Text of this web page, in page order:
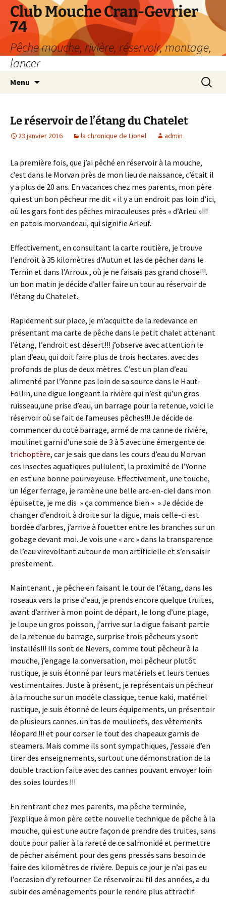
Aller
contenu
Club Mouche Cran-Gevrier
74
Pêche mouche, rivière, réservoir, montage,
lancer
Menu
Le réservoir de l’étang du Chatelet
23 janvier 2016 la chronique de Lionel admin
La première fois, que j’ai pêché en réservoir à la mouche,
c’est dans le Morvan près de mon lieu de naissance, c’était il
y a plus de 20 ans. En vacances chez mes parents, mon père
qui est un bon pêcheur me dit « il y a un endroit pas loin d’ici,
où les gars font des pêches miraculeuses près « d’Arleu »!!!
en patois morvandeau, qui signifie Arleuf.
Effectivement, en consultant la carte routière, je trouve
l’endroit à 35 kilomètres d’Autun et las de pêcher dans le
Ternin et dans l’Arroux , où je ne faisais pas grand chose!!!.
un bon matin je décide d’aller faire un tour au réservoir de
l’étang du Chatelet.
Rapidement sur place, je m’acquitte de la redevance en
présentant ma carte de pêche dans le petit chalet attenant
l’étang, l’endroit est désert!!! j’observe avec attention le
plan d’eau, qui doit faire plus de trois hectares. avec des
profonds de plus de deux mètres. C’est un plan d’eau
alimenté par l’Yonne pas loin de sa source dans le Haut-
Follin, une digue longeant la rivière qui n’est qu’un gros
ruisseau,une prise d’eau, un barrage pour la retenue, voici le
réservoir où se fait de fameuses pêches!!! Je décide de
commencer du coté barrage, armé de ma canne de rivière,
moulinet garni d’une soie de 3 à 5 avec une émergente de
trichoptère, car je sais que dans les cours d’eau du Morvan
ces insectes aquatiques pullulent, la proximité de l’Yonne
en est une bonne pourvoyeuse. Effectivement, une touche,
un léger ferrage, je ramène une belle arc-en-ciel dans mon
épuisette, je me dis » ça commence bien » » Je décide de
changer d’endroit à droite sur la digue, mais celle-ci est
bordée d’arbres, j’arrive à fouetter entre les branches sur un
gobage devant moi. Je vois une « arc » dans la transparence
de l’eau virevoltant autour de mon artificielle et s’en saisir
prestement.
Maintenant , je pêche en faisant le tour de l’étang, dans les
roseaux vers la prise d’eau, je prends encore quelque truites,
avant d’arriver à mon point de départ, le long d’une plage,
je loupe un gros poisson, j’arrive sur la digue faisant partie
de la retenue du barrage, surprise trois pêcheurs y sont
installés!!! Ils sont de Nevers, comme tout pêcheur à la
mouche, j’engage la conversation, moi pêcheur plutôt
rustique, je suis étonné par leurs matériels et leurs tenues
vestimentaires. Juste à présent, je représentais un pêcheur
à la mouche sur un modèle classique, tenue kaki, matériel
rustique, je suis étonné de leurs équipements, un présentoir
de plusieurs cannes. un tas de moulinets, des vêtements
léopard !!! et pour corser le tout des chapeaux garnis de
steamers. Mais comme ils sont sympathiques, j’essaie d’en
tirer des enseignements, surtout une démonstration de la
double traction faite avec des cannes pouvant envoyer loin
des soies lourdes !!!
En rentrant chez mes parents, ma pêche terminée,
j’explique à mon père cette nouvelle technique de pêche à la
mouche, qui est une autre façon de prendre des truites, sans
doute pour palier à la rareté de ce salmonidé et permettre
de pêcher aisément pour des gens pressés sans besoin de
faire des kilomètres de rivière. Depuis ce jour je n’ai pas eu
l’occasion d’y retourner. Ce réservoir au fil des années, a du
subir des aménagements pour le rendre plus attractif.